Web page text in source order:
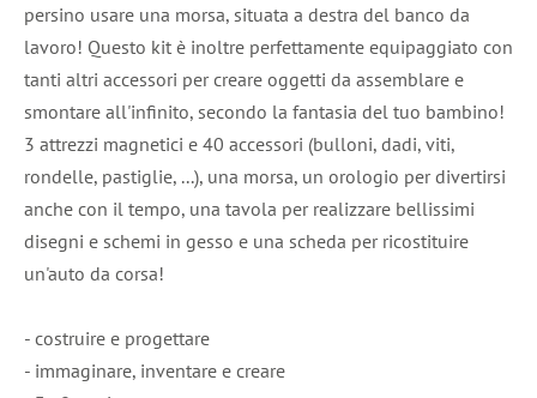
persino usare una morsa, situata a destra del banco da
lavoro! Questo kit è inoltre perfettamente equipaggiato con
tanti altri accessori per creare oggetti da assemblare e
smontare all'infinito, secondo la fantasia del tuo bambino!
3 attrezzi magnetici e 40 accessori (bulloni, dadi, viti,
rondelle, pastiglie, ...), una morsa, un orologio per divertirsi
anche con il tempo, una tavola per realizzare bellissimi
disegni e schemi in gesso e una scheda per ricostituire
un'auto da corsa!
- costruire e progettare
- immaginare, inventare e creare